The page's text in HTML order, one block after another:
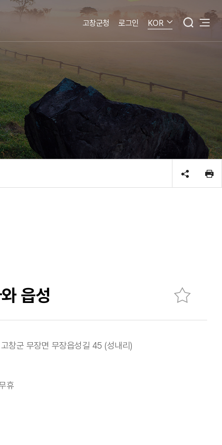
고창군청 로그인 KOR
읍성
창군 무장면 무장읍성길 45 (성내리)
휴